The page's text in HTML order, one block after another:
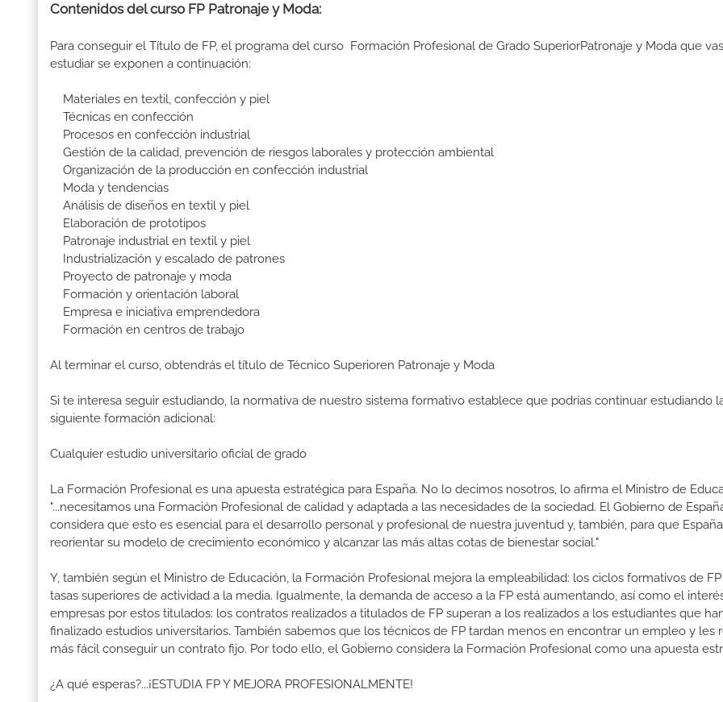
Contenidos del curso FP Patronaje y Moda:
Para conseguir el Título de FP, el programa del curso Formación Profesional de Grado SuperiorPatronaje y Moda que
estudiar se exponen a continuación:
Materiales en textil, confección y piel
Técnicas en confección
Procesos en confección industrial
Gestión de la calidad, prevención de riesgos laborales y protección ambiental
Organización de la producción en confección industrial
Moda y tendencias
Análisis de diseños en textil y piel
Elaboración de prototipos
Patronaje industrial en textil y piel
Industrialización y escalado de patrones
Proyecto de patronaje y moda
Formación y orientación laboral
Empresa e iniciativa emprendedora
Formación en centros de trabajo
Al terminar el curso, obtendrás el título de Técnico Superioren Patronaje y Moda
Si te interesa seguir estudiando, la normativa de nuestro sistema formativo establece que podrías continuar estudiando
siguiente formación adicional:
Cualquier estudio universitario oficial de grado
La Formación Profesional es una apuesta estratégica para España. No lo decimos nosotros, lo afirma el Ministro de
"...necesitamos una Formación Profesional de calidad y adaptada a las necesidades de la sociedad. El Gobierno de
considera que esto es esencial para el desarrollo personal y profesional de nuestra juventud y, también, para que
reorientar su modelo de crecimiento económico y alcanzar las más altas cotas de bienestar social."
Y, también según el Ministro de Educación, la Formación Profesional mejora la empleabilidad: los ciclos formativos de
tasas superiores de actividad a la media. Igualmente, la demanda de acceso a la FP está aumentando, así como el
empresas por estos titulados: los contratos realizados a titulados de FP superan a los realizados a los estudiantes que
finalizado estudios universitarios. También sabemos que los técnicos de FP tardan menos en encontrar un empleo y les
más fácil conseguir un contrato fijo. Por todo ello, el Gobierno considera la Formación Profesional como una apuesta
¿A qué esperas?...¡ESTUDIA FP Y MEJORA PROFESIONALMENTE!